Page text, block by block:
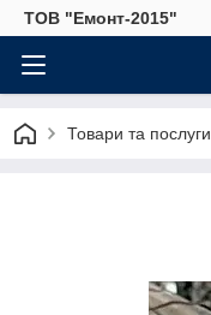
ТОВ "Емонт-2015"
Товари та послуги